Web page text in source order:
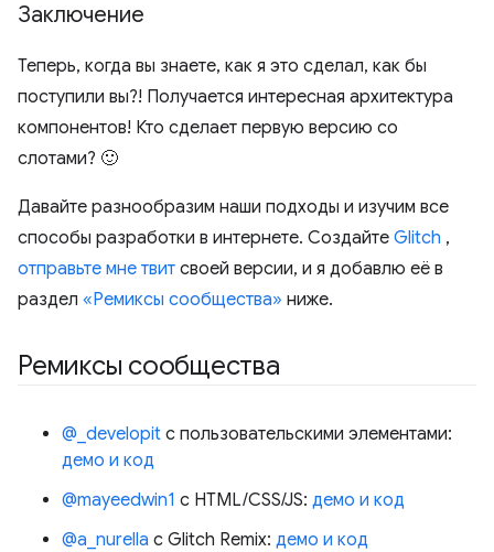
Заключение
Теперь, когда вы знаете, как я это сделал, как бы
поступили вы?! Получается интересная архитектура
компонентов! Кто сделает первую версию со
слотами? 🙂
Давайте разнообразим наши подходы и изучим все
способы разработки в интернете. Создайте Glitch ,
отправьте мне твит своей версии, и я добавлю её в
раздел «Ремиксы сообщества» ниже.
Ремиксы сообщества
@_developit с пользовательскими элементами:
демо и код
@mayeedwin1 с HTML/CSS/JS: демо и код
@a_nurella с Glitch Remix: демо и код